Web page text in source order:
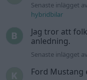
Senaste inlägget av
hybridbilar
Jag tror att
anledning.
Senaste inlägget av
Ford Mustang